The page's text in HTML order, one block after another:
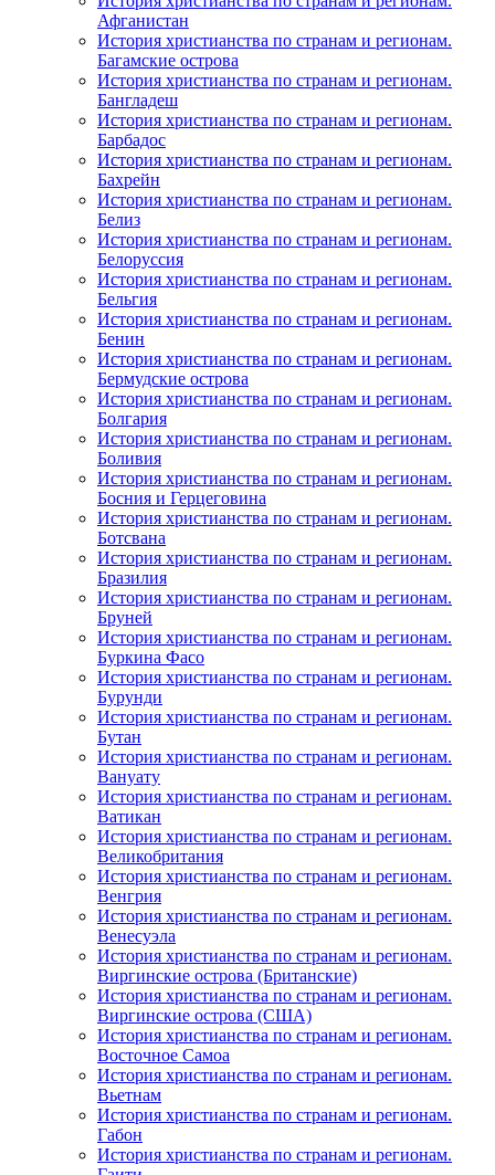
Афганистан
История христианства по странам и регионам.
Багамские острова
История христианства по странам и регионам.
Бангладеш
История христианства по странам и регионам.
Барбадос
История христианства по странам и регионам.
Бахрейн
История христианства по странам и регионам.
Белиз
История христианства по странам и регионам.
Белоруссия
История христианства по странам и регионам.
Бельгия
История христианства по странам и регионам.
Бенин
История христианства по странам и регионам.
Бермудские острова
История христианства по странам и регионам.
Болгария
История христианства по странам и регионам.
Боливия
История христианства по странам и регионам.
Босния и Герцеговина
История христианства по странам и регионам.
Ботсвана
История христианства по странам и регионам.
Бразилия
История христианства по странам и регионам.
Бруней
История христианства по странам и регионам.
Буркина Фасо
История христианства по странам и регионам.
Бурунди
История христианства по странам и регионам.
Бутан
История христианства по странам и регионам.
Вануату
История христианства по странам и регионам.
Ватикан
История христианства по странам и регионам.
Великобритания
История христианства по странам и регионам.
Венгрия
История христианства по странам и регионам.
Венесуэла
История христианства по странам и регионам.
Виргинские острова (Британские)
История христианства по странам и регионам.
Виргинские острова (США)
История христианства по странам и регионам.
Восточное Самоа
История христианства по странам и регионам.
Вьетнам
История христианства по странам и регионам.
Габон
История христианства по странам и регионам.